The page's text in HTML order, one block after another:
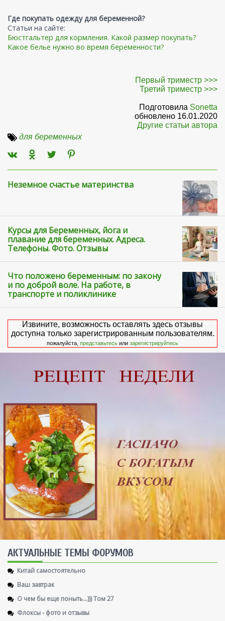
Где покупать одежду для беременной?
Статьи на сайте:
Бюстгальтер для кормления. Какой размер покупать?
Какое белье нужно во время беременности?
Первый триместр >>>
Третий триместр >>>
Подготовила Sonetta
обновлено 16.01.2020
Другие статьи автора
для беременных
Неземное счастье материнства
Курсы для Беременных, йога и
плавание для беременных. Адреса.
Телефоны. Фото. Отзывы
Что положено беременным: по закону
и по доброй воле. На работе, в
транспорте и поликлинике
Извините, возможность оставлять здесь отзывы
доступна только зарегистрированным пользователям.
пожалуйста, представьтесь или зарегистрируйтесь
AКТУАЛЬНЫЕ ТЕМЫ ФОРУМОВ
Китай самостоятельно
Ваш завтрак
О чем бы еще поныть...))) Том 27
Флоксы - фото и отзывы